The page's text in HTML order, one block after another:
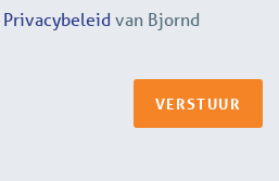
Privacybeleid van Bjornd
VERSTUUR